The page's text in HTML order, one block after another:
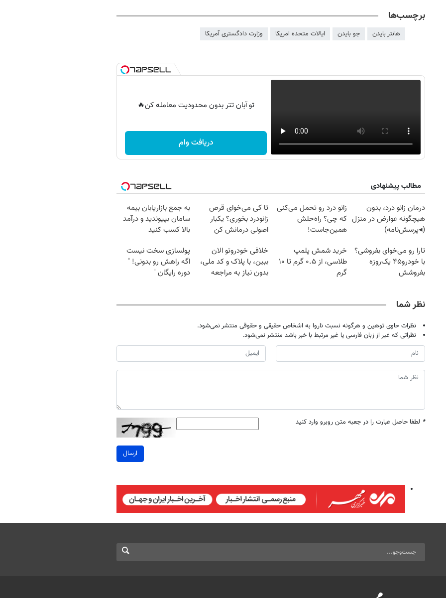
برچسب‌ها
هانتر بایدن جو بایدن ایالات متحده امریکا وزارت دادگستری آمریکا
تو آبان تتر بدون محدودیت معامله کن🔥
دریافت وام
مطالب پیشنهادی
درمان زانو درد، بدون
هیچگونه عوارض در منزل
(◂پرسش‌نامه)
زانو درد رو تحمل می‌کنی
که چی؟ راه‌حلش
همین‌جاست!
تا کی می‌خوای قرص
زانودرد بخوری؟ یکبار
اصولی درمانش کن
به جمع بازاریابان بیمه
سامان بپیوندید و درآمد
بالا کسب کنید
تارا رو می‌خوای بفروشی؟
با خودرو۴۵ یک‌روزه
بفروشش
خرید شمش پلمپ
طلاسی، از ۰.۵ گرم تا ۱۰
گرم
خلافی خودروتو الان
ببین، با پلاک و کد ملی،
بدون نیاز به مراجعه
پولسازی سخت نیست
اگه راهش رو بدونی! "
دوره رایگان "
نظر شما
نظرات حاوی توهین و هرگونه نسبت ناروا به اشخاص حقیقی و حقوقی منتشر نمی‌شود.
نظراتی که غیر از زبان فارسی یا غیر مرتبط با خبر باشد منتشر نمی‌شود.
* لطفا حاصل عبارت را در جعبه متن روبرو وارد کنید
ارسال